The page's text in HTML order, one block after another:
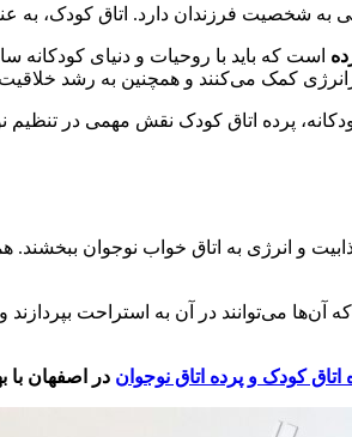
شخصیت فرزندان دارد. اتاق کودک، به
است که باید با روحیات و دنیای کودکانه
کمک می‌کنند و همچنین به رشد
پرده اتاق کودک نقش مهمی در
و انرژی به اتاق خواب نوجوان
می‌توانند در آن به استراحت
اتاق کودک و پرده اتاق نوجوان در اصفهان با بهترین